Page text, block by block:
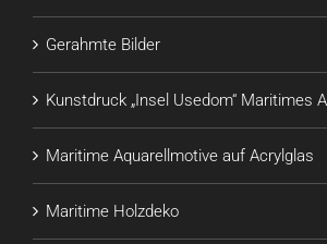
Gerahmte Bilder
Kunstdruck „Insel Usedom“ Maritimes
Maritime Aquarellmotive auf Acrylglas
Maritime Holzdeko